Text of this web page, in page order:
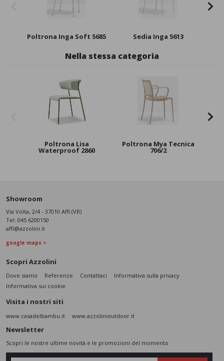
Poltrona Inga Soft 5685 Sedia Inga 5613
Nella stessa categoria
Poltrona Lisa
Waterproof 2860
Poltrona Mya Tecnica
706/2
Showroom
Via Volta, 2/4 - 37010 Affi (VR)
Tel: 045 6200150
affi@azzolini.it
google maps >
Scopri Azzolini
Dove siamo Referenze Contattaci
Informativa sulla privacy
Informativa sui cookie
Visita i nostri siti
www.casadelbambu.it www.azzolinioutdoor.it
Newsletter
Scopri le nostre ultime novità e le promozioni del momento